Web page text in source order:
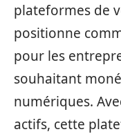
plateformes de
positionne
pour les
souhaitant
numériques.
actifs, cette